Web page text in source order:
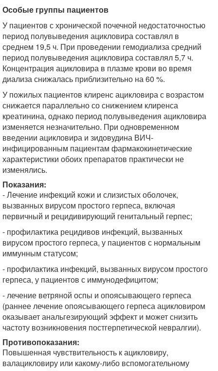
Особые группы пациентов
У пациентов с хронической почечной недостаточностью
период полувыведения ацикловира составлял в
среднем 19,5 ч. При проведении гемодиализа средний
период полувыведения ацикловира составлял 5,7 ч.
Концентрация ацикловира в плазме крови во время
диализа снижалась приблизительно на 60 %.
У пожилых пациентов клиренс ацикловира с возрастом
снижается параллельно со снижением клиренса
креатинина, однако период полувыведения ацикловира
изменяется незначительно. При одновременном
введении ацикловира и зидовудина ВИЧ-
инфицированным пациентам фармакокинетические
характеристики обоих препаратов практически не
изменялись.
Показания:
- Лечение инфекций кожи и слизистых оболочек,
вызванных вирусом простого герпеса, включая
первичный и рецидивирующий генитальный герпес;
- профилактика рецидивов инфекций, вызванных
вирусом простого герпеса, у пациентов с нормальным
иммунным статусом;
- профилактика инфекций, вызванных вирусом простого
герпеса, у пациентов с иммуно­дефицитом;
- лечение ветряной оспы и опоясывающего герпеса
(раннее лечение опоясывающего герпеса ацикловиром
оказывает анальгезирующий эффект и может снизить
частоту возникновения постгерпетической невралгии).
Противопоказания:
Повышенная чувствительность к ацикловиру,
валацикловиру или какому-либо вспомогательному